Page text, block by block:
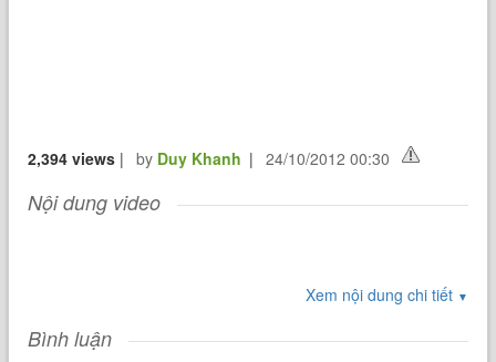
2,394 views | by Duy Khanh | 24/10/2012 00:30
Nội dung video
Xem nội dung chi tiết ▼
Bình luận